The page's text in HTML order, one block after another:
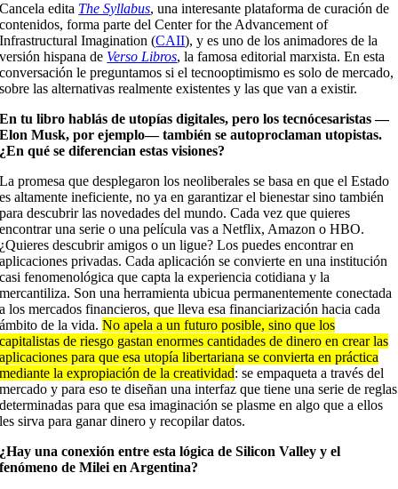
Cancela edita The Syllabus, una interesante plataforma de curación de
contenidos, forma parte del Center for the Advancement of
Infrastructural Imagination (CAII), y es uno de los animadores de la
versión hispana de Verso Libros, la famosa editorial marxista. En esta
conversación le preguntamos si el tecnooptimismo es solo de mercado,
sobre las alternativas realmente existentes y las que van a existir.
En tu libro hablás de utopías digitales, pero los tecnócesaristas —
Elon Musk, por ejemplo— también se autoproclaman utopistas.
¿En qué se diferencian estas visiones?
La promesa que desplegaron los neoliberales se basa en que el Estado
es altamente ineficiente, no ya en garantizar el bienestar sino también
para descubrir las novedades del mundo. Cada vez que quieres
encontrar una serie o una película vas a Netflix, Amazon o HBO.
¿Quieres descubrir amigos o un ligue? Los puedes encontrar en
aplicaciones privadas. Cada aplicación se convierte en una institución
casi fenomenológica que capta la experiencia cotidiana y la
mercantiliza. Son una herramienta ubicua permanentemente conectada
a los mercados financieros, que lleva esa financiarización hacia cada
ámbito de la vida.No apela a un futuro posible, sino que los
capitalistas de riesgo gastan enormes cantidades de dinero en crear las
aplicaciones para que esa utopía libertariana se convierta en práctica
mediante la expropiación de la creatividad: se empaqueta a través del
mercado y para eso te diseñan una interfaz que tiene una serie de reglas
determinadas para que esa imaginación se plasme en algo que a ellos
les sirva para ganar dinero y recopilar datos.
¿Hay una conexión entre esta lógica de Silicon Valley y el
fenómeno de Milei en Argentina?